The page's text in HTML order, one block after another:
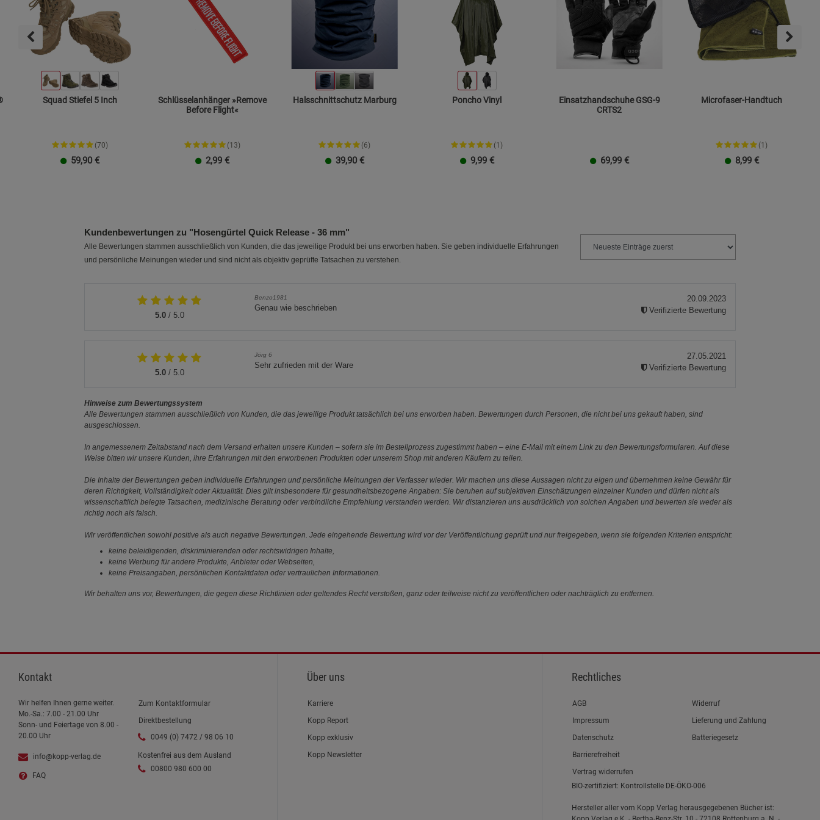
Squad Stiefel 5 Inch
(70)
59,90 €
Schlüsselanhänger »Remove
Before Flight«
(13)
2,99 €
Halsschnittschutz Marburg
(6)
39,90 €
Poncho Vinyl
(1)
9,99 €
Einsatzhandschuhe GSG-9
CRTS2
69,99 €
Microfaser-Handtuch
(1)
8,99 €
Kundenbewertungen zu "Hosengürtel Quick Release - 36 mm"
Alle Bewertungen stammen ausschließlich von Kunden, die das jeweilige Produkt bei uns erworben haben. Sie geben individuelle Erfahrungen
und persönliche Meinungen wieder und sind nicht als objektiv geprüfte Tatsachen zu verstehen.
5.0/ 5.0
Benzo1981
Genau wie beschrieben
20.09.2023
Verifizierte Bewertung
5.0/ 5.0
Jörg 6
Sehr zufrieden mit der Ware
27.05.2021
Verifizierte Bewertung
Hinweise zum Bewertungssystem
Alle Bewertungen stammen ausschließlich von Kunden, die das jeweilige Produkt tatsächlich bei uns erworben haben. Bewertungen durch Personen, die nicht bei uns gekauft haben, sind
ausgeschlossen.
In angemessenem Zeitabstand nach dem Versand erhalten unsere Kunden – sofern sie im Bestellprozess zugestimmt haben – eine E-Mail mit einem Link zu den Bewertungsformularen. Auf diese
Weise bitten wir unsere Kunden, ihre Erfahrungen mit den erworbenen Produkten oder unserem Shop mit anderen Käufern zu teilen.
Die Inhalte der Bewertungen geben individuelle Erfahrungen und persönliche Meinungen der Verfasser wieder. Wir machen uns diese Aussagen nicht zu eigen und übernehmen keine Gewähr für
deren Richtigkeit, Vollständigkeit oder Aktualität. Dies gilt insbesondere für gesundheitsbezogene Angaben: Sie beruhen auf subjektiven Einschätzungen einzelner Kunden und dürfen nicht als
wissenschaftlich belegte Tatsachen, medizinische Beratung oder verbindliche Empfehlung verstanden werden. Wir distanzieren uns ausdrücklich von solchen Angaben und bewerten sie weder als
richtig noch als falsch.
Wir veröffentlichen sowohl positive als auch negative Bewertungen. Jede eingehende Bewertung wird vor der Veröffentlichung geprüft und nur freigegeben, wenn sie folgenden Kriterien entspricht:
keine beleidigenden, diskriminierenden oder rechtswidrigen Inhalte,
keine Werbung für andere Produkte, Anbieter oder Webseiten,
keine Preisangaben, persönlichen Kontaktdaten oder vertraulichen Informationen.
Wir behalten uns vor, Bewertungen, die gegen diese Richtlinien oder geltendes Recht verstoßen, ganz oder teilweise nicht zu veröffentlichen oder nachträglich zu entfernen.
Kontakt
Wir helfen Ihnen gerne weiter.
Mo.-Sa.: 7.00 - 21.00 Uhr
Sonn- und Feiertage von 8.00 -
20.00 Uhr
info@kopp-verlag.de
FAQ
Zum Kontaktformular
Direktbestellung
0049 (0) 7472 / 98 06 10
Kostenfrei aus dem Ausland
00800 980 600 00
Über uns
Karriere
Kopp Report
Kopp exklusiv
Kopp Newsletter
Rechtliches
Link zum/zur
AGB
Link zum/zur
Impressum
Link zum/zur
Datenschutz
Link zum/zur
Barrierefreiheit
Vertrag widerrufen
Widerruf
Lieferung und Zahlung
Batteriegesetz
BIO-zertifiziert: Kontrollstelle DE-ÖKO-006
Hersteller aller vom Kopp Verlag herausgegebenen Bücher ist:
Cookie-Informationen anzeigen
Datenschutzerklärung